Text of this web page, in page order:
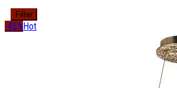
Filter
-45% Hot